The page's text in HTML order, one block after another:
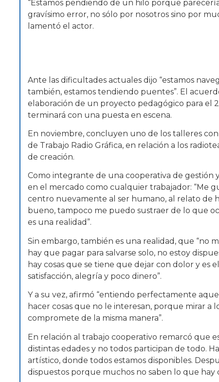
“Estamos pendiendo de un hilo porque
gravísimo error, no sólo por nosotros sino por
lamentó el actor.
Ante las dificultades actuales dijo “estamos
también, estamos tendiendo puentes”. El
elaboración de un proyecto pedagógico para el
terminará con una puesta en escena.
En noviembre, concluyen uno de los talleres
de Trabajo Radio Gráfica, en relación a los
de creación.
Como integrante de una cooperativa de gestión
en el mercado como cualquier trabajador: “Me
centro nuevamente al ser humano, al relato de
bueno, tampoco me puedo sustraer de lo que
es una realidad”.
Sin embargo, también es una realidad, que “no
hay que pagar para salvarse solo, no estoy
hay cosas que se tiene que dejar con dolor y
satisfacción, alegría y poco dinero”.
Y a su vez, afirmó “entiendo perfectamente
hacer cosas que no le interesan, porque mirar a
compromete de la misma manera”.
En relación al trabajo cooperativo remarcó que
distintas edades y no todos participan de todo.
artístico, donde todos estamos disponibles.
dispuestos porque muchos no saben lo que hay